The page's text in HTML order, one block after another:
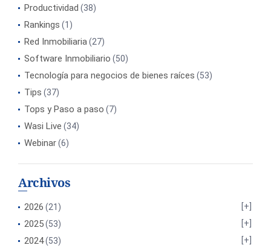
Productividad (38)
Rankings (1)
Red Inmobiliaria (27)
Software Inmobiliario (50)
Tecnología para negocios de bienes raíces (53)
Tips (37)
Tops y Paso a paso (7)
Wasi Live (34)
Webinar(6)
Archivos
2026 (21)
2025(53)
2024(53)